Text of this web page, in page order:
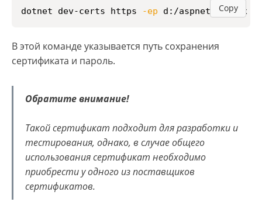
Copy
dotnet dev-certs https -ep d:/aspnetapp.pfx
В этой команде указывается путь сохранения
сертификата и пароль.
Обратите внимание!
Такой сертификат подходит для разработки и
тестирования, однако, в случае общего
использования сертификат необходимо
приобрести у одного из поставщиков
сертификатов.